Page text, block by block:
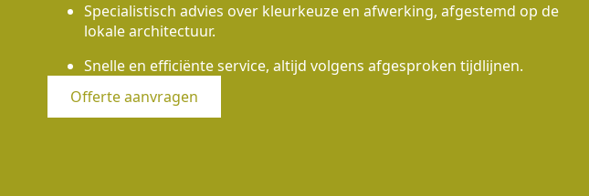
Specialistisch advies over kleurkeuze en afwerking, afgestemd op de
lokale architectuur.
Snelle en efficiënte service, altijd volgens afgesproken tijdlijnen.
Offerte aanvragen